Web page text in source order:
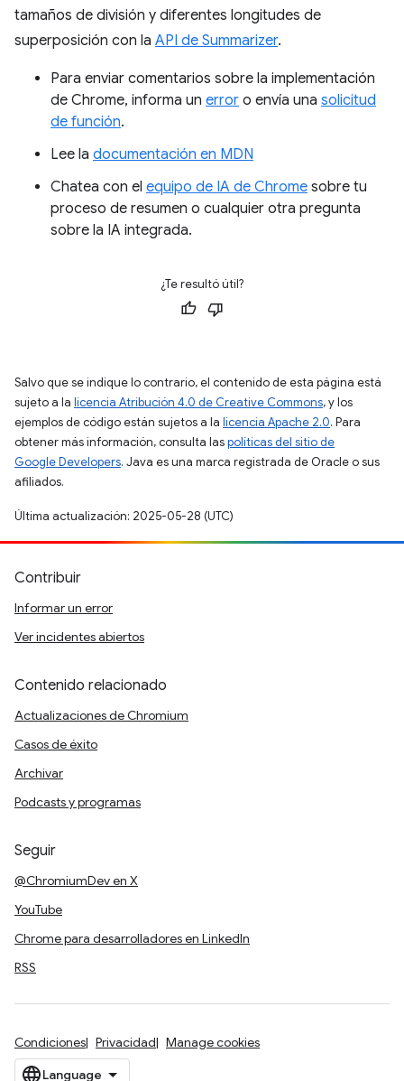
tamaños de división y diferentes longitudes de
superposición con la API de Summarizer.
Para enviar comentarios sobre la implementación
de Chrome, informa un error o envía una solicitud
de función.
Lee la documentación en MDN
Chatea con el equipo de IA de Chrome sobre tu
proceso de resumen o cualquier otra pregunta
sobre la IA integrada.
¿Te resultó útil?
Salvo que se indique lo contrario, el contenido de esta página está
sujeto a la licencia Atribución 4.0 de Creative Commons, y los
ejemplos de código están sujetos a la licencia Apache 2.0. Para
obtener más información, consulta laspolíticas del sitio de
Google Developers. Java es una marca registrada de Oracle o sus
afiliados.
Última actualización: 2025-05-28 (UTC)
Contribuir
Informar un error
Ver incidentes abiertos
Contenido relacionado
Actualizaciones de Chromium
Casos de éxito
Archivar
Podcasts y programas
Seguir
@ChromiumDev en X
YouTube
Chrome para desarrolladores en LinkedIn
RSS
Condiciones Privacidad Manage cookies